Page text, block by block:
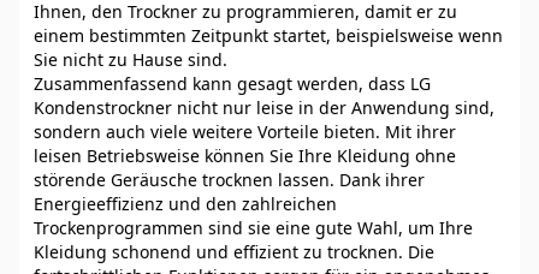
Ihnen, den Trockner zu programmieren, damit er zu
einem bestimmten Zeitpunkt startet, beispielsweise wenn
Sie nicht zu Hause sind.
Zusammenfassend kann gesagt werden, dass LG
Kondenstrockner nicht nur leise in der Anwendung sind,
sondern auch viele weitere Vorteile bieten. Mit ihrer
leisen Betriebsweise können Sie Ihre Kleidung ohne
störende Geräusche trocknen lassen. Dank ihrer
Energieeffizienz und den zahlreichen
Trockenprogrammen sind sie eine gute Wahl, um Ihre
Kleidung schonend und effizient zu trocknen. Die